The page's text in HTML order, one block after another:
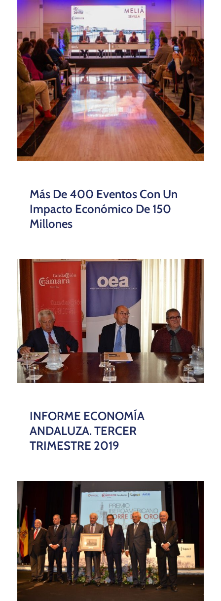
Más De 400 Eventos Con Un
Impacto Económico De 150
Millones
INFORME ECONOMÍA
ANDALUZA. TERCER
TRIMESTRE 2019